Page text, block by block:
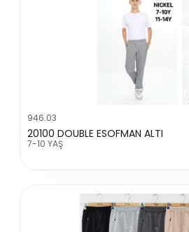
946.03
20100 DOUBLE ESOFMAN ALTI
7-10 YAŞ